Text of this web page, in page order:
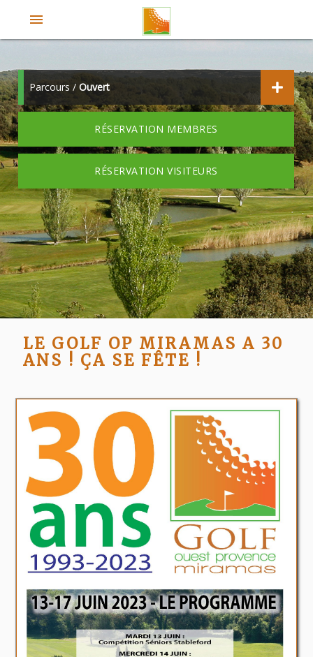
menu
Parcours / Ouvert
RÉSERVATION MEMBRES
RÉSERVATION VISITEURS
LE GOLF OP MIRAMAS A 30
ANS ! ÇA SE FÊTE !